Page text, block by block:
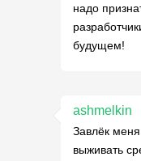
надо
будущем!
ashmelkin
Завлёк
выживать